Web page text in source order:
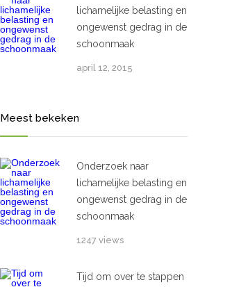
lichamelijke belasting en
ongewenst gedrag in de
schoonmaak
april 12, 2015
Meest bekeken
Onderzoek naar
lichamelijke belasting en
ongewenst gedrag in de
schoonmaak
1247 views
Tijd om over te stappen